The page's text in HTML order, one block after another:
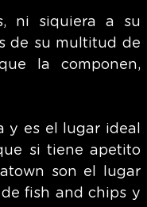
ni siquiera a su
de su multitud de
la componen,
y es el lugar ideal
si tiene apetito
son el lugar
fish and chips y